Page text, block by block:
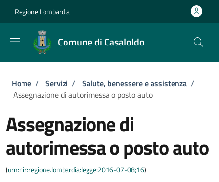
Regione Lombardia
Comune di Casaloldo
Briciole di pane
Home / Servizi / Salute, benessere e assistenza /
Assegnazione di autorimessa o posto auto
Assegnazione di
autorimessa o posto auto
(urn:nir:regione.lombardia:legge:2016-07-08;16)